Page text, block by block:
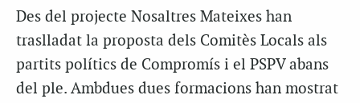
Des del projecte Nosaltres Mateixes han
traslladat la proposta dels Comitès Locals als
partits polítics de Compromís i el PSPV abans
del ple. Ambdues dues formacions han mostrat